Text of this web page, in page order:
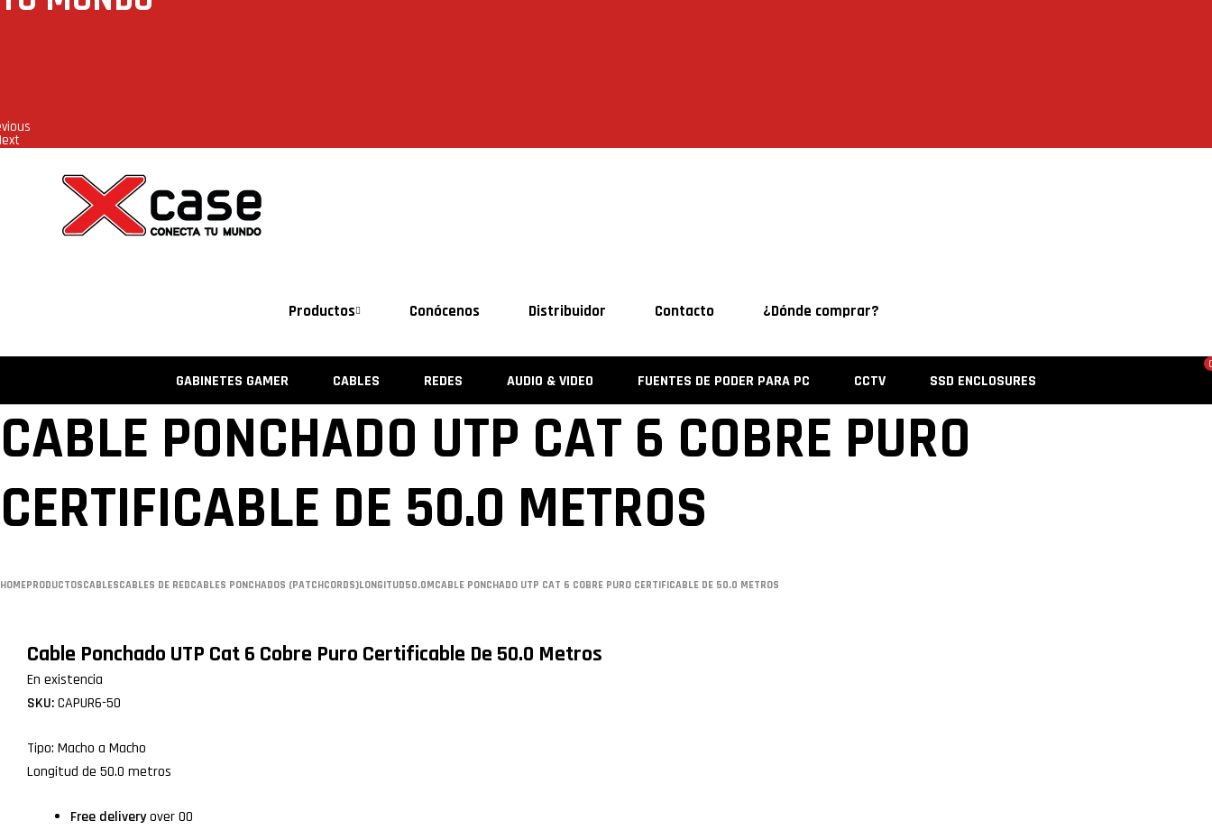
Productos Conócenos Distribuidor Contacto ¿Dónde comprar?
GABINETES GAMER CABLES REDES AUDIO & VIDEO FUENTES DE PODER PARA PC CCTV SSD ENCLOSURES
CABLE PONCHADO UTP CAT 6 COBRE PURO
CERTIFICABLE DE 50.0 METROS
HOMEPRODUCTOSCABLESCABLES DE REDCABLES PONCHADOS (PATCHCORDS)LONGITUD50.0MCABLE PONCHADO UTP CAT 6 COBRE PURO CERTIFICABLE DE 50.0 METROS
Cable Ponchado UTP Cat 6 Cobre Puro Certificable De 50.0 Metros
Availability:
En existencia
SKU:CAPUR6-50
Tipo: Macho a Macho
Longitud de 50.0 metros
Free deliveryover 00